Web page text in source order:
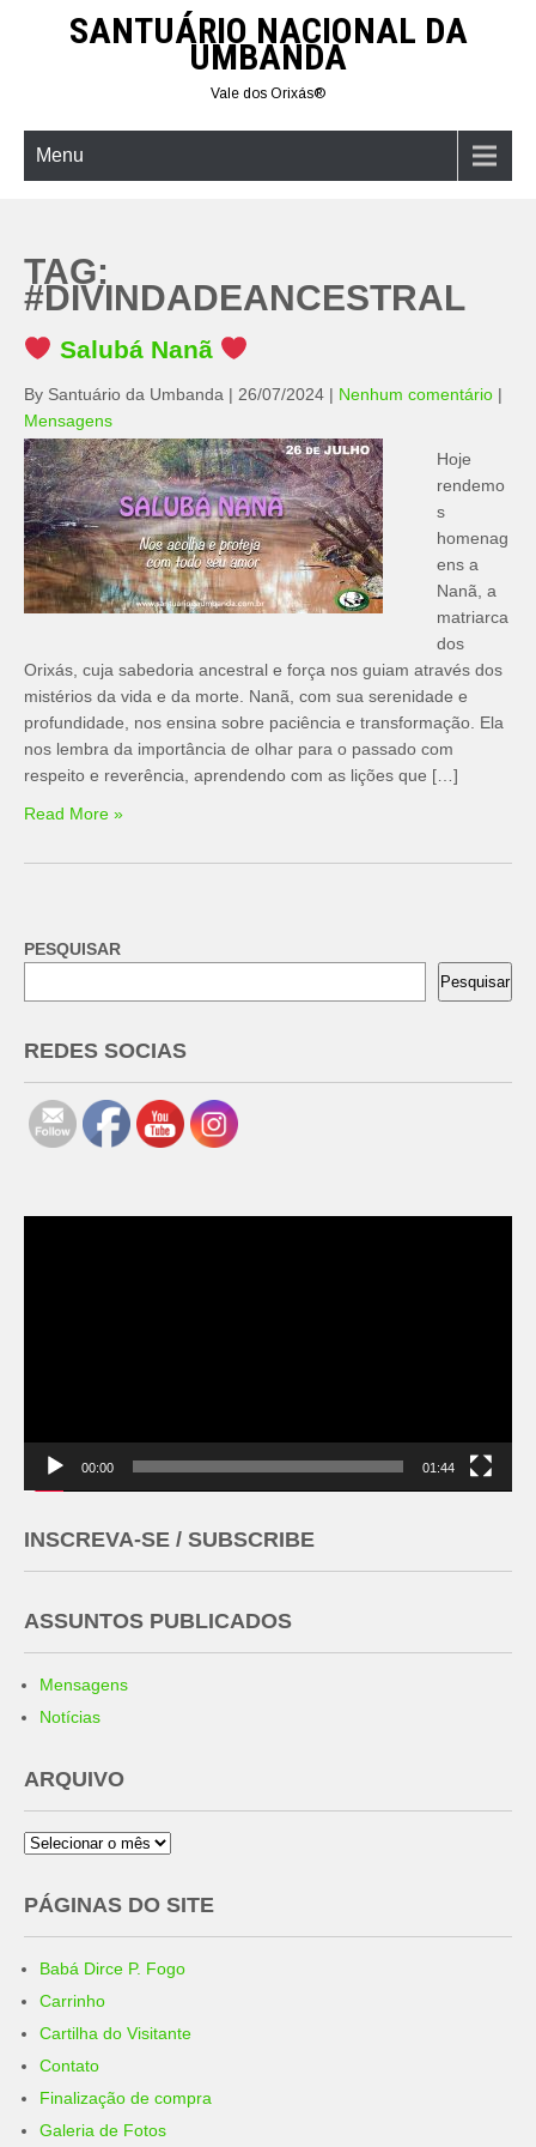
SANTUÁRIO NACIONAL DA
UMBANDA
Vale dos Orixás®
Menu
TAG:
#DIVINDADEANCESTRAL
Salubá Nanã
By Santuário da Umbanda | 26/07/2024 | Nenhum comentário |
Mensagens
Hoje
rendemo
s
homenag
ens a
Nanã, a
matriarca
dos
Orixás, cuja sabedoria ancestral e força nos guiam através dos
mistérios da vida e da morte. Nanã, com sua serenidade e
profundidade, nos ensina sobre paciência e transformação. Ela
nos lembra da importância de olhar para o passado com
respeito e reverência, aprendendo com as lições que […]
Read More »
PESQUISAR
Pesquisar
REDES SOCIAS
00:00 01:44
INSCREVA-SE / SUBSCRIBE
ASSUNTOS PUBLICADOS
Mensagens
Notícias
ARQUIVO
Arquivo
PÁGINAS DO SITE
Babá Dirce P. Fogo
Carrinho
Cartilha do Visitante
Contato
Finalização de compra
Galeria de Fotos